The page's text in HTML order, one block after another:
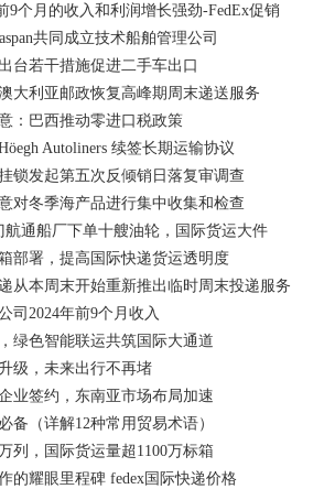
9个月的收入和利润增长强劲-FedEx促销
共同成立技术船舶管理公司
台若干措施促进二手车出口
大利亚邮政恢复高峰期周末递送服务
：巴西推动零进口税政策
Autoliners 续签长期运输协议
锁发起第五次反倾销日落复审调查
对冬季海产品进行集中收集和检查
通船厂下单十艘油轮，国际货运大件
部署，提高国际快递货运透明度
从本周末开始重新推出临时周末投递服务
司2024年前9个月收入
绿色智能联运共筑国际大通道
级，未来出行不再堵
业签约，东南亚市场布局加速
备（详解12种常用贸易术语）
列，国际货运量超1100万标箱
的耀眼里程碑 fedex国际快递价格